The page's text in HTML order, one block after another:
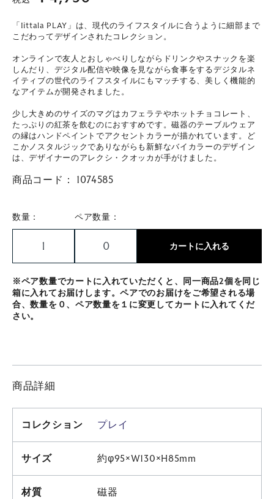
「Iittala PLAY」は、現代のライフスタイルに合うように細部まで
こだわってデザインされたコレクション。
オンラインで友人とおしゃべりしながらドリンクやスナックを楽
しんだり、デジタル配信や映像を見ながら食事をするデジタルネ
イティブの世代のライフスタイルにもマッチする、美しく機能的
なアイテムが開発されました。
少し大きめのサイズのマグはカフェラテやホットチョコレート、
たっぷりの紅茶を飲むのにおすすめです。磁器のテーブルウェア
の縁はハンドペイントでアクセントカラーが描かれています。ど
こかノスタルジックでありながらも新鮮なバイカラーのデザイン
は、デザイナーのアレクシ・クオッカが手がけました。
商品コード： 1074585
数量： ペア数量：
カートに入れる
※ペア数量でカートに入れていただくと、同一商品2個を同じ
箱に入れてお届けします。ペアでのお届けをご希望される場
合、数量を０、ペア数量を１に変更してカートに入れてくだ
さい。
商品詳細
コレクション プレイ
サイズ 約φ95×W130×H85mm
材質 磁器